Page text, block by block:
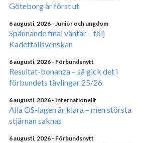
Göteborg är först ut
6 augusti, 2026 - Junior och ungdom
Spännande final väntar – följ
Kadettallsvenskan
6 augusti, 2026 - Förbundsnytt
Resultat-bonanza – så gick det i
förbundets tävlingar 25/26
6 augusti, 2026 - Internationellt
Alla OS-lagen är klara – men största
stjärnan saknas
6 augusti, 2026 - Förbundsnytt